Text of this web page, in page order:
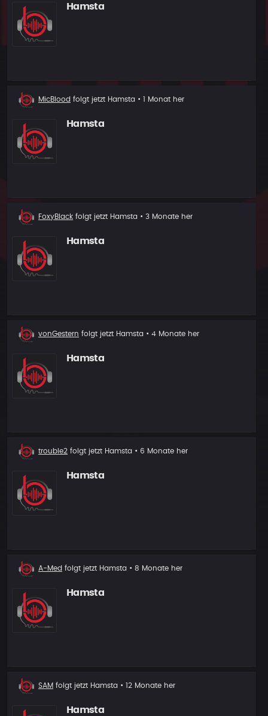
Hamsta
Neuer
MicBlood folgt jetzt Hamsta • 1 Monat her
Hamsta
Neuer
Follower
FoxyBlack folgt jetzt Hamsta • 3 Monate her
Hamsta
Neuer
vonGestern folgt jetzt Hamsta • 4 Monate her
Hamsta
Neuer
trouble2 folgt jetzt Hamsta • 6 Monate her
Hamsta
Neuer
A-Med folgt jetzt Hamsta • 8 Monate her
Hamsta
Neuer
Follower
SAM folgt jetzt Hamsta • 12 Monate her
Hamsta